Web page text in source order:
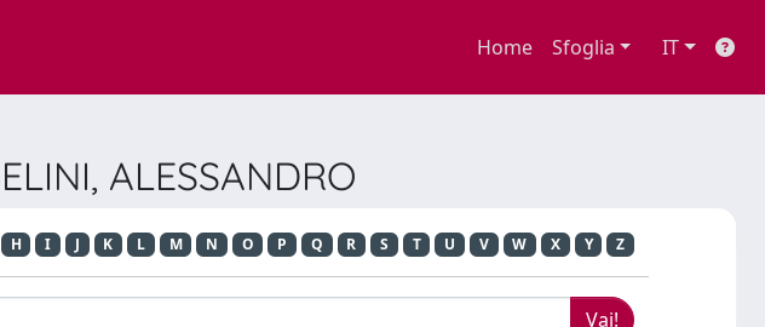
Home Sfoglia IT
ALESSANDRO
H I J K L M N O P Q R S T U V W X Y Z